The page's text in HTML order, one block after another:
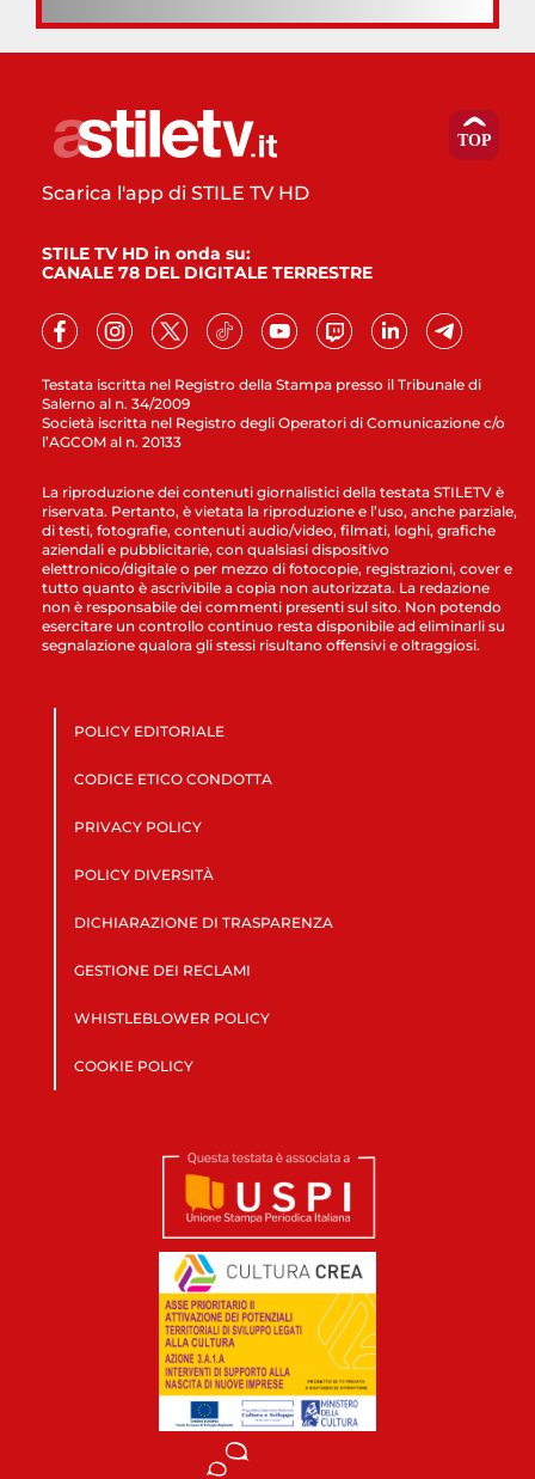
Testata iscritta nel Registro della Stampa presso il Tribunale di
Salerno al n. 34/2009
Società iscritta nel Registro degli Operatori di Comunicazione c/o
l’AGCOM al n. 20133
Scarica l'app di STILE TV HD
STILE TV HD in onda su:
CANALE 78 DEL DIGITALE TERRESTRE
La riproduzione dei contenuti giornalistici della testata STILETV è
riservata. Pertanto, è vietata la riproduzione e l’uso, anche parziale,
di testi, fotografie, contenuti audio/video, filmati, loghi, grafiche
aziendali e pubblicitarie, con qualsiasi dispositivo
elettronico/digitale o per mezzo di fotocopie, registrazioni, cover e
tutto quanto è ascrivibile a copia non autorizzata. La redazione
non è responsabile dei commenti presenti sul sito. Non potendo
esercitare un controllo continuo resta disponibile ad eliminarli su
segnalazione qualora gli stessi risultano offensivi e oltraggiosi.
POLICY EDITORIALE
CODICE ETICO CONDOTTA
PRIVACY POLICY
POLICY DIVERSITÀ
DICHIARAZIONE DI TRASPARENZA
GESTIONE DEI RECLAMI
WHISTLEBLOWER POLICY
COOKIE POLICY